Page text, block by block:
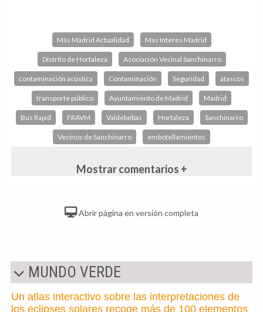
Más Madrid Actualidad Mas Interes Madrid
Distrito de Hortaleza Asociación Vecinal Sanchinarro
contaminación acústica Contaminación Seguridad atascos
transporte público Ayuntamiento de Madrid Madrid
Bus Rapid FRAVM Valdebebas Hortaleza Sanchinarro
Vecinos de Sanchinarro embotellamientos
Mostrar comentarios +
Abrir página en versión completa
MUNDO VERDE
Un atlas interactivo sobre las interpretaciones de
los eclipses solares recoge más de 100 elementos